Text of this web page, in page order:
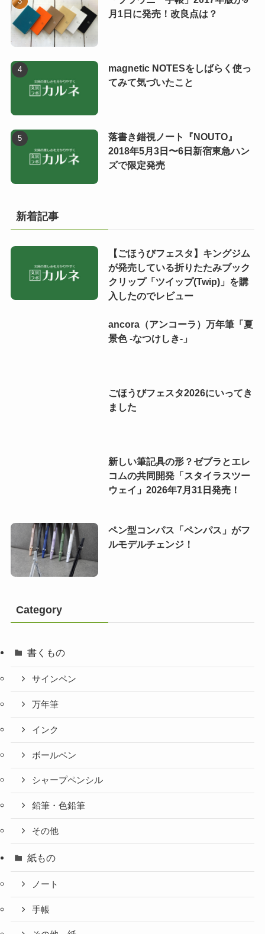
月1日に発売！改良点は？
magnetic NOTESをしばらく使っ
てみて気づいたこと
落書き錯視ノート『NOUTO』
2018年5月3日〜6日新宿東急ハン
ズで限定発売
新着記事
【ごほうびフェスタ】キングジム
が発売している折りたたみブック
クリップ「ツイップ(Twip)」を購
入したのでレビュー
ancora（アンコーラ）万年筆「夏
景色 -なつけしき-」
ごほうびフェスタ2026にいってき
ました
新しい筆記具の形？ゼブラとエレ
コムの共同開発「スタイラスツー
ウェイ」2026年7月31日発売！
ペン型コンパス「ペンパス」がフ
ルモデルチェンジ！
Category
書くもの
サインペン
万年筆
インク
ボールペン
シャープペンシル
鉛筆・色鉛筆
その他
紙もの
ノート
手帳